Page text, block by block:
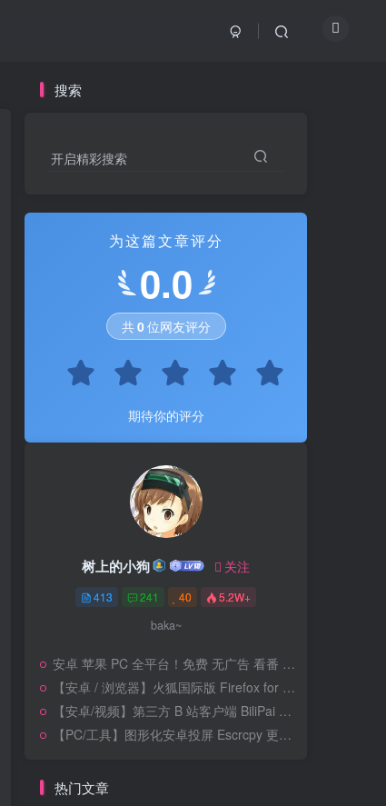
搜索
开启精彩搜索
为这篇文章评分
0.0
共0位网友评分
期待你的评分
树上的小狗 关注
413 241 40 5.2W+
baka~
安卓 苹果 PC 全平台！免费 无广告 看番 软件 Kazumi！！！更新 V2.2.4
【安卓 / 浏览器】火狐国际版 Firefox for Android 更新 V154.0b3
【安卓/视频】第三方 B 站客户端 BiliPai 更新 V9.9.9.8.6 | 内置插件中心 | 4K/HDR
【PC/工具】图形化安卓投屏 Escrcpy 更新 v3.0.8 高帧率 | 低延迟
热门文章